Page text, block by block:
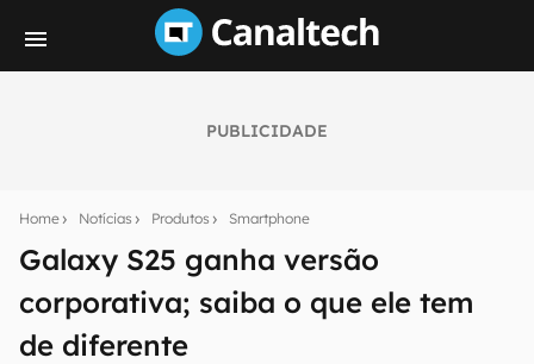
PUBLICIDADE
Home Notícias Produtos Smartphone
Galaxy S25 ganha versão
corporativa; saiba o que ele tem
de diferente
notícias e reviews sobre tecnologia em primeira
mão.
E-mail